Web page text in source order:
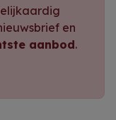
en
aanbod.